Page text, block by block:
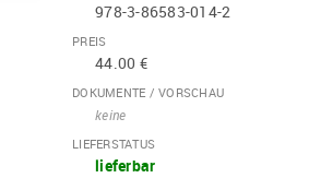
978-3-86583-014-2
PREIS
44.00 €
DOKUMENTE / VORSCHAU
keine
LIEFERSTATUS
lieferbar